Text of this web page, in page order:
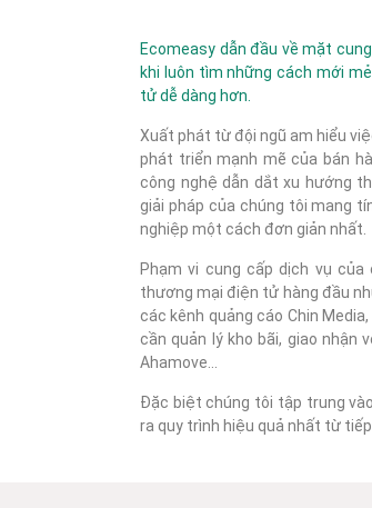
Ecomeasy dẫn đầu về mặt
khi luôn tìm những cách mới
tử dễ dàng hơn.
Xuất phát từ đội ngũ am hiểu
phát triển mạnh mẽ của bán
công nghệ dẫn dắt xu hướng
giải pháp của chúng tôi mang
nghiệp một cách đơn giản nhất.
Phạm vi cung cấp dịch vụ
thương mại điện tử hàng đầu
các kênh quảng cáo Chin
cần quản lý kho bãi, giao nhận
Ahamove...
Đặc biệt chúng tôi tập trung
ra quy trình hiệu quả nhất từ